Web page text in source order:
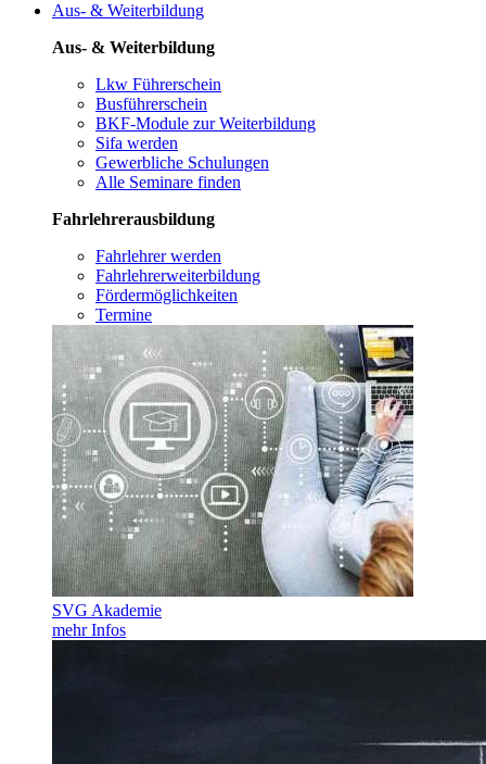
Aus- & Weiterbildung
Aus- & Weiterbildung
Lkw Führerschein
Busführerschein
BKF-Module zur Weiterbildung
Sifa werden
Gewerbliche Schulungen
Alle Seminare finden
Fahrlehrerausbildung
Fahrlehrer werden
Fahrlehrerweiterbildung
Fördermöglichkeiten
Termine
SVG Akademie
mehr Infos